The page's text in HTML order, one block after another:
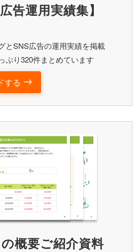
告運用実績集】
とSNS広告の運用実績を掲載
ぷり320件まとめています
する
概要ご紹介資料